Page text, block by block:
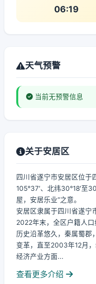
06:19
天气预警
当前无预警信息
关于安居区
四川省遂宁市安居区位于
105°37′、北纬30°18′至
屋，安居乐业”之意。
安居区隶属于四川省遂宁
2022年末，全区户籍人口
历史沿革悠久，秦属蜀郡
变革，直至2003年12月
经济产业方面...
查看更多介绍